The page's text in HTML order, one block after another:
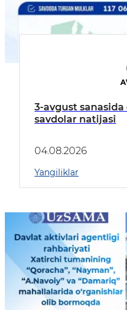
3-avgust
savdolar natijasi
04.08.2026
Yangiliklar